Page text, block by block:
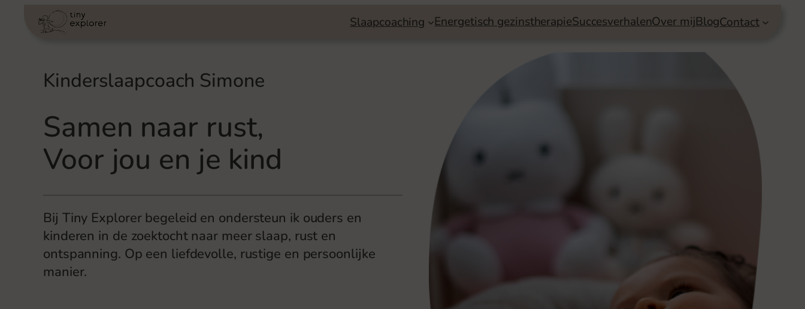
Slaapcoaching Energetisch gezinstherapieSuccesverhalenOver mijBlogContact
Kinderslaapcoach Simone
Samen naar rust,
Voor jou en je kind
Bij Tiny Explorer begeleid en ondersteun ik ouders en
kinderen in de zoektocht naar meer slaap, rust en
ontspanning. Op een liefdevolle, rustige en persoonlijke
manier.